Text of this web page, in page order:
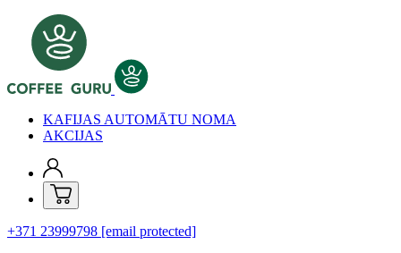
KAFIJAS AUTOMĀTU NOMA
AKCIJAS
+371 23999798 [email protected]